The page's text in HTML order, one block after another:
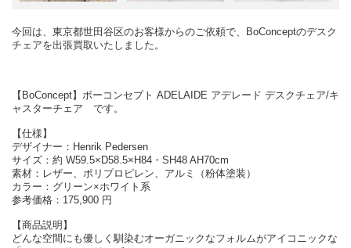
今回は、東京都世田谷区のお客様からのご依頼で、BoConceptのデスク
チェアを出張買取いたしました。
【BoConcept】ボーコンセプト ADELAIDE アデレード デスクチェア/キ
ャスターチェア です。
【仕様】
デザイナー：Henrik Pedersen
サイズ：約 W59.5×D58.5×H84・SH48 AH70cm
素材：レザー、ポリプロピレン、アルミ（粉体塗装）
カラー：グリーン×ホワイト系
参考価格：175,900 円
【商品説明】
どんな空間にも優しく馴染むオーガニックなフォルムがアイコニックな